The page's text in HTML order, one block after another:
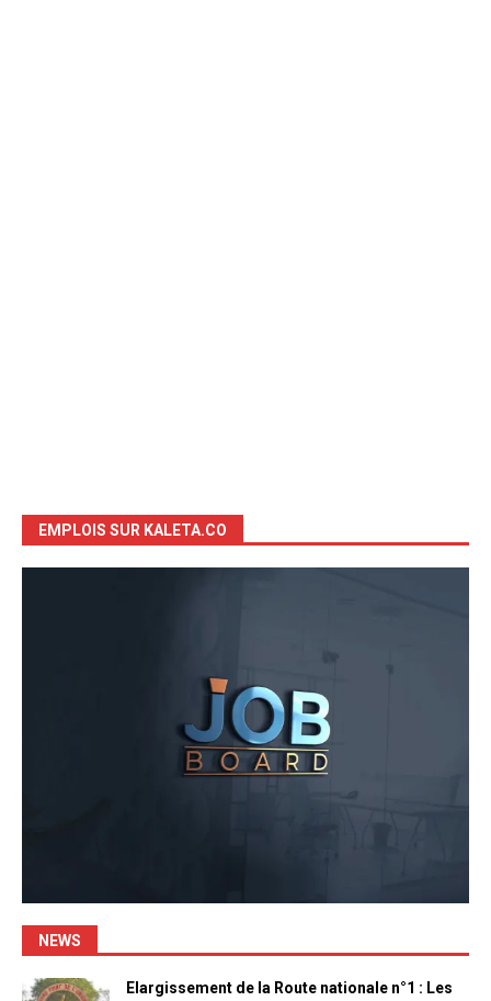
EMPLOIS SUR KALETA.CO
NEWS
Elargissement de la Route nationale n°1 : Les